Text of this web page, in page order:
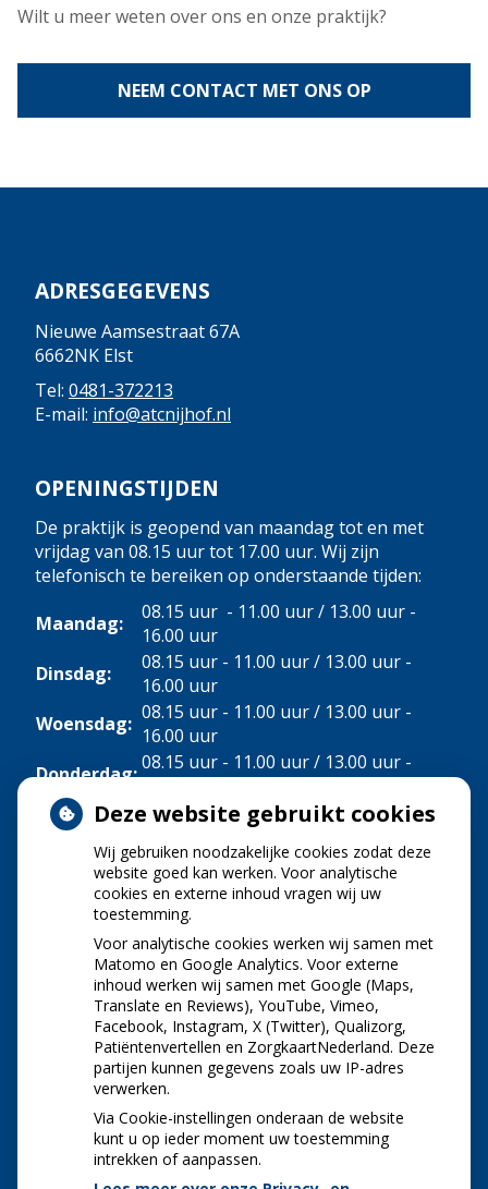
Wilt u meer weten over ons en onze praktijk?
NEEM CONTACT MET ONS OP
ADRESGEGEVENS
Nieuwe Aamsestraat 67A
6662NK Elst
Tel: 0481-372213
E-mail: info@atcnijhof.nl
OPENINGSTIJDEN
De praktijk is geopend van maandag tot en met
vrijdag van 08.15 uur tot 17.00 uur. Wij zijn
telefonisch te bereiken op onderstaande tijden:
Maandag:
08.15 uur - 11.00 uur / 13.00 uur -
16.00 uur
Dinsdag:
08.15 uur - 11.00 uur / 13.00 uur -
16.00 uur
Woensdag: 08.15 uur - 11.00 uur / 13.00 uur -
16.00 uur
Donderdag:08.15 uur - 11.00 uur / 13.00 uur -
Vrijdag:
08.15 uur - 11.00 uur
NIEUWS
Let op: valse Infomedics-mails over
openstaande rekening
Tanden bleken? Laat het veilig doen!
Gezond tandvlees: de basis voor een gezonde
mond
Naar de tandarts in het buitenland? Wees op je
hoede!
(Mond)zorgkosten gemaakt in 2025? Check of
die aftrekbaar zijn
Deze website gebruikt cookies
Wij gebruiken noodzakelijke cookies zodat deze
website goed kan werken. Voor analytische
cookies en externe inhoud vragen wij uw
toestemming.
Voor analytische cookies werken wij samen met
Matomo en Google Analytics. Voor externe
inhoud werken wij samen met Google (Maps,
Translate en Reviews), YouTube, Vimeo,
Facebook, Instagram, X (Twitter), Qualizorg,
Patiëntenvertellen en ZorgkaartNederland. Deze
partijen kunnen gegevens zoals uw IP-adres
verwerken.
Via Cookie-instellingen onderaan de website
kunt u op ieder moment uw toestemming
intrekken of aanpassen.